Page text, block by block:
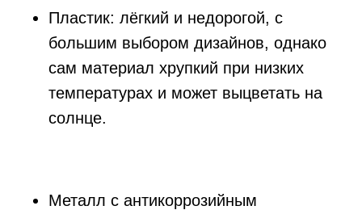
Пластик: лёгкий и недорогой, с
большим выбором дизайнов, однако
сам материал хрупкий при низких
температурах и может выцветать на
солнце.
Металл с антикоррозийным